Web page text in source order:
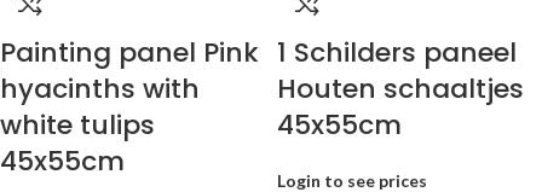
Painting panel Pink
hyacinths with
white tulips
45x55cm
1 Schilders paneel
Houten schaaltjes
45x55cm
Login to see prices